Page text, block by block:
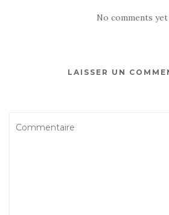
No comments yet
LAISSER UN